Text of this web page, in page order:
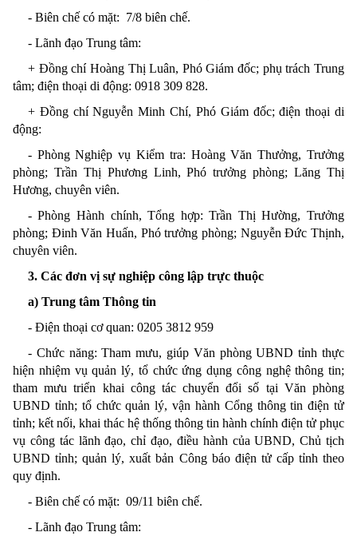
- Biên chế có mặt: 7/8 biên chế.
- Lãnh đạo Trung tâm:
+ Đồng chíHoàng Thị Luân, Phó Giám đốc; phụ trách Trung
tâm; điện thoại di động: 0918 309 828.
+ Đồng chíNguyễn Minh Chí, Phó Giám đốc; điện thoại di
động:
- Phòng Nghiệp vụ Kiểm tra: Hoàng Văn Thưởng, Trưởng
phòng; Trần Thị Phương Linh, Phó trưởng phòng; Lăng Thị
Hương, chuyên viên.
- Phòng Hành chính, Tổng hợp: Trần Thị Hường, Trưởng
phòng; Đinh Văn Huấn, Phó trưởng phòng; Nguyễn Đức Thịnh,
chuyên viên.
3. Các đơn vị sự nghiệp công lập trực thuộc
a) Trung tâm Thông tin
- Điện thoại cơ quan: 0205 3812 959
- Chức năng: Tham mưu, giúp Văn phòng UBND tỉnh thực
hiện nhiệm vụquản lý, tổ chức ứng dụng công nghệ thông tin;
tham mưu triển khai công tác chuyển đổi số tại Văn phòng
UBND tỉnh; tổ chức quản lý, vận hành Cổng thông tin điện tử
tỉnh; kết nối, khai thác hệ thống thông tin hành chính điện tử phục
vụ công tác lãnh đạo, chỉ đạo, điều hành của UBND, Chủ tịch
UBND tỉnh; quản lý, xuất bản Công báo điện tử cấp tỉnh theo
quy định.
- Biên chế có mặt: 09/11 biên chế.
- Lãnh đạo Trung tâm: